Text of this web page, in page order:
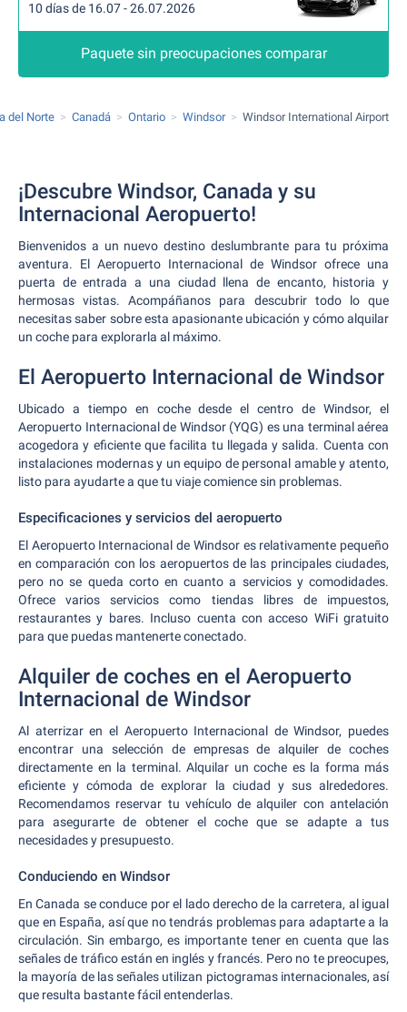
10 días de 16.07 - 26.07.2026
Paquete sin preocupaciones comparar
del Norte Canadá Ontario Windsor Windsor International Airport
¡Descubre Windsor, Canada y su
Internacional Aeropuerto!
Bienvenidos a un nuevo destino deslumbrante para tu próxima
aventura. El Aeropuerto Internacional de Windsor ofrece una
puerta de entrada a una ciudad llena de encanto, historia y
hermosas vistas. Acompáñanos para descubrir todo lo que
necesitas saber sobre esta apasionante ubicación y cómo alquilar
un coche para explorarla al máximo.
El Aeropuerto Internacional de Windsor
Ubicado a tiempo en coche desde el centro de Windsor, el
Aeropuerto Internacional de Windsor (YQG) es una terminal aérea
acogedora y eficiente que facilita tu llegada y salida. Cuenta con
instalaciones modernas y un equipo de personal amable y atento,
listo para ayudarte a que tu viaje comience sin problemas.
Especificaciones y servicios del aeropuerto
El Aeropuerto Internacional de Windsor es relativamente pequeño
en comparación con los aeropuertos de las principales ciudades,
pero no se queda corto en cuanto a servicios y comodidades.
Ofrece varios servicios como tiendas libres de impuestos,
restaurantes y bares. Incluso cuenta con acceso WiFi gratuito
para que puedas mantenerte conectado.
Alquiler de coches en el Aeropuerto
Internacional de Windsor
Al aterrizar en el Aeropuerto Internacional de Windsor, puedes
encontrar una selección de empresas de alquiler de coches
directamente en la terminal. Alquilar un coche es la forma más
eficiente y cómoda de explorar la ciudad y sus alrededores.
Recomendamos reservar tu vehículo de alquiler con antelación
para asegurarte de obtener el coche que se adapte a tus
necesidades y presupuesto.
Conduciendo en Windsor
En Canada se conduce por el lado derecho de la carretera, al igual
que en España, así que no tendrás problemas para adaptarte a la
circulación. Sin embargo, es importante tener en cuenta que las
señales de tráfico están en inglés y francés. Pero no te preocupes,
la mayoría de las señales utilizan pictogramas internacionales, así
que resulta bastante fácil entenderlas.